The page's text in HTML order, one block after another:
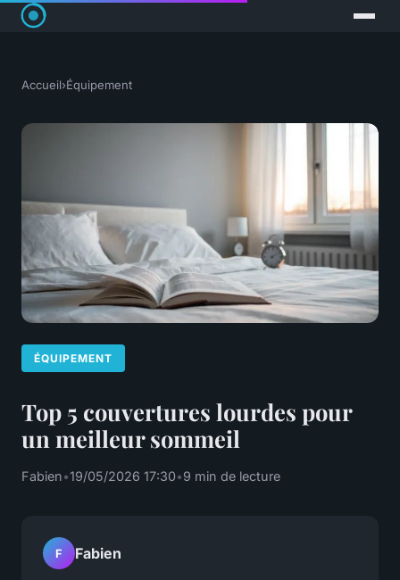
Accueil›Équipement
ÉQUIPEMENT
Top 5 couvertures lourdes pour
un meilleur sommeil
Fabien•19/05/2026 17:30•9 min de lecture
F Fabien